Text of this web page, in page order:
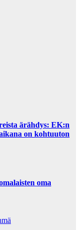
ärähdys: EK:n
on kohtuuton
oma